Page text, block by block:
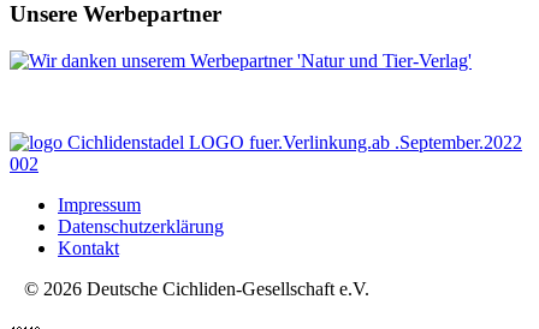
Unsere Werbepartner
Impressum
Datenschutzerklärung
Kontakt
© 2026 Deutsche Cichliden-Gesellschaft e.V.